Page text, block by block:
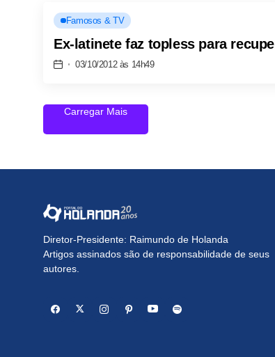
Famosos & TV
Ex-latinete faz topless para
03/10/2012 às 14h49
Carregar Mais
Diretor-Presidente: Raimundo de Holanda
Artigos assinados são de responsabilidade de seus
autores.